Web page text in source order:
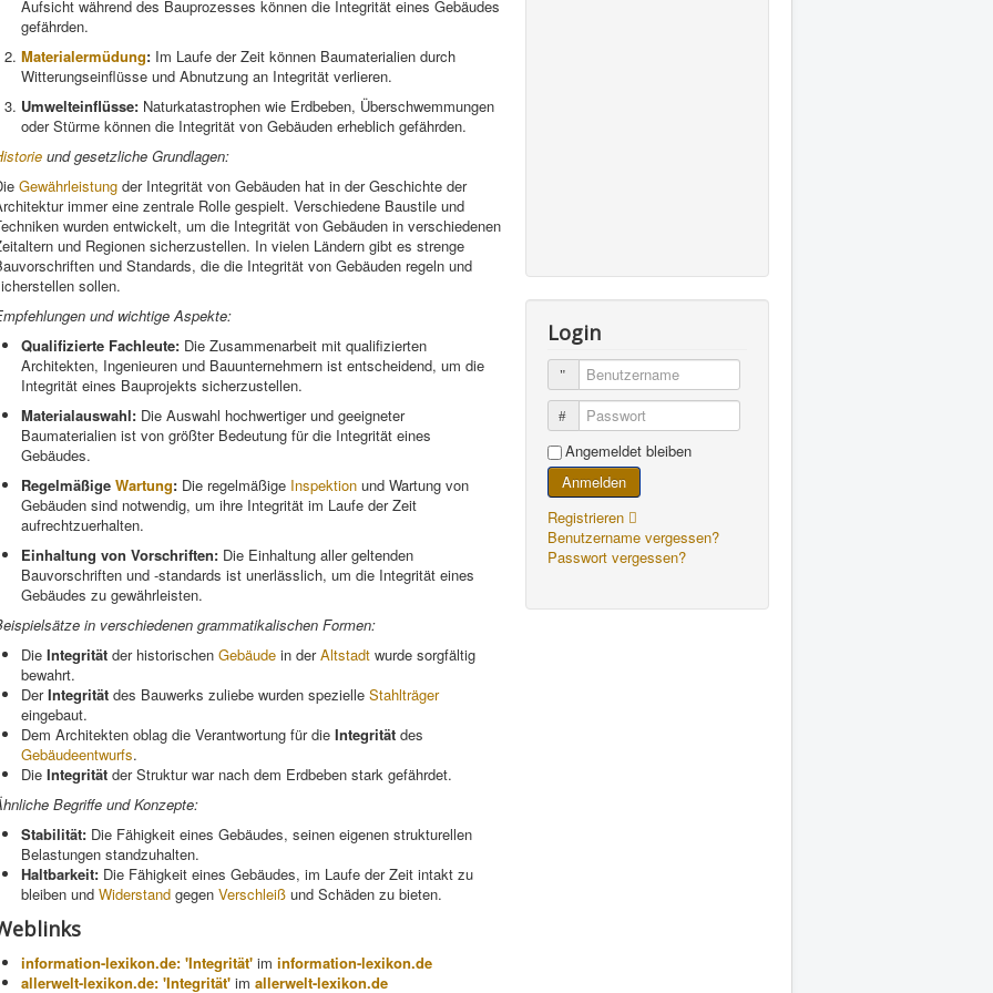
Aufsicht während des Bauprozesses können die Integrität eines Gebäudes
gefährden.
Materialermüdung: Im Laufe der Zeit können Baumaterialien durch
Witterungseinflüsse und Abnutzung an Integrität verlieren.
Umwelteinflüsse: Naturkatastrophen wie Erdbeben, Überschwemmungen
oder Stürme können die Integrität von Gebäuden erheblich gefährden.
und gesetzliche Grundlagen:
Gewährleistung der Integrität von Gebäuden hat in der Geschichte der
immer eine zentrale Rolle gespielt. Verschiedene Baustile und
wurden entwickelt, um die Integrität von Gebäuden in verschiedenen
und Regionen sicherzustellen. In vielen Ländern gibt es strenge
und Standards, die die Integrität von Gebäuden regeln und
sollen.
und wichtige Aspekte:
Qualifizierte Fachleute: Die Zusammenarbeit mit qualifizierten
Architekten, Ingenieuren und Bauunternehmern ist entscheidend, um die
Integrität eines Bauprojekts sicherzustellen.
Materialauswahl: Die Auswahl hochwertiger und geeigneter
Baumaterialien ist von größter Bedeutung für die Integrität eines
Gebäudes.
Regelmäßige Wartung: Die regelmäßige Inspektion und Wartung von
Gebäuden sind notwendig, um ihre Integrität im Laufe der Zeit
aufrechtzuerhalten.
Einhaltung von Vorschriften: Die Einhaltung aller geltenden
Bauvorschriften und -standards ist unerlässlich, um die Integrität eines
Gebäudes zu gewährleisten.
in verschiedenen grammatikalischen Formen:
Die Integrität der historischen Gebäude in derAltstadt wurde sorgfältig
bewahrt.
DerIntegrität des Bauwerks zuliebe wurden spezielle Stahlträger
eingebaut.
Dem Architekten oblag die Verantwortung für die Integrität des
Gebäudeentwurfs.
Die Integrität der Struktur war nach dem Erdbeben stark gefährdet.
Begriffe und Konzepte:
Stabilität: Die Fähigkeit eines Gebäudes, seinen eigenen strukturellen
Belastungen standzuhalten.
Haltbarkeit: Die Fähigkeit eines Gebäudes, im Laufe der Zeit intakt zu
bleiben und Widerstand gegen Verschleiß und Schäden zu bieten.
information-lexikon.de: 'Integrität' im information-lexikon.de
allerwelt-lexikon.de: 'Integrität' im allerwelt-lexikon.de
Login
Benutzername
Passwort
Angemeldet bleiben
Anmelden
Registrieren
Benutzername vergessen?
Passwort vergessen?